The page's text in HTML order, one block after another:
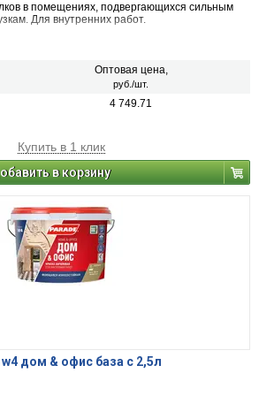
в помещениях, подвергающихся сильным
Для внутренних работ.
Оптовая цена,
руб./шт.
4 749.71
Купить в 1 клик
в корзину
дом & офис база с 2,5л